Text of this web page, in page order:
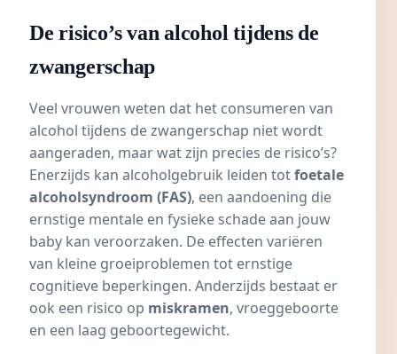
De risico’s van alcohol tijdens de
zwangerschap
Veel vrouwen weten dat het consumeren van
alcohol tijdens de zwangerschap niet wordt
aangeraden, maar wat zijn precies de risico’s?
Enerzijds kan alcoholgebruik leiden totfoetale
alcoholsyndroom (FAS), een aandoening die
ernstige mentale en fysieke schade aan jouw
baby kan veroorzaken. De effecten variëren
van kleine groeiproblemen tot ernstige
cognitieve beperkingen. Anderzijds bestaat er
ook een risico op miskramen, vroeggeboorte
en een laag geboortegewicht.